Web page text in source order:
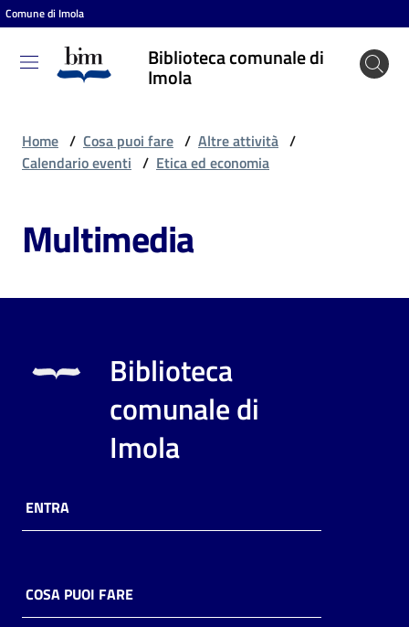
Vai al contenuto
Vai alla navigazione
Vai al footer
Comune di Imola
Biblioteca comunale di
Imola
Biblioteca
comunale
puoi
Risorse
online
Home / Cosa puoi fare / Altre attività /
Calendario eventi / Etica ed economia
Multimedia
Biblioteca
comunale di
Imola
ENTRA
COSA PUOI FARE